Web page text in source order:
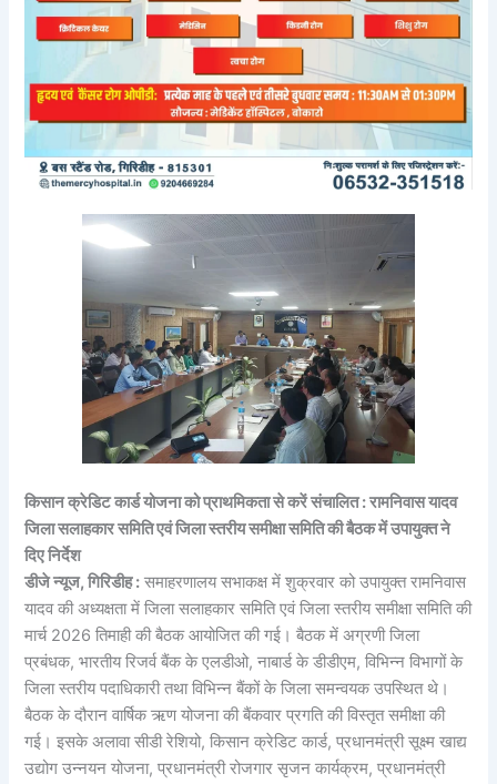
किसान क्रेडिट कार्ड योजना को प्राथमिकता से करें संचालित : रामनिवास यादव
जिला सलाहकार समिति एवं जिला स्तरीय समीक्षा समिति की बैठक में उपायुक्त ने
दिए निर्देश
डीजे न्यूज, गिरिडीह : समाहरणालय सभाकक्ष में शुक्रवार को उपायुक्त रामनिवास
यादव की अध्यक्षता में जिला सलाहकार समिति एवं जिला स्तरीय समीक्षा समिति की
मार्च 2026 तिमाही की बैठक आयोजित की गई। बैठक में अग्रणी जिला
प्रबंधक, भारतीय रिजर्व बैंक के एलडीओ, नाबार्ड के डीडीएम, विभिन्न विभागों के
जिला स्तरीय पदाधिकारी तथा विभिन्न बैंकों के जिला समन्वयक उपस्थित थे।
बैठक के दौरान वार्षिक ऋण योजना की बैंकवार प्रगति की विस्तृत समीक्षा की
गई। इसके अलावा सीडी रेशियो, किसान क्रेडिट कार्ड, प्रधानमंत्री सूक्ष्म खाद्य
उद्योग उन्नयन योजना, प्रधानमंत्री रोजगार सृजन कार्यक्रम, प्रधानमंत्री